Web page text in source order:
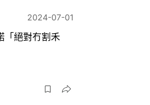
2024-07-01
絕對冇割禾